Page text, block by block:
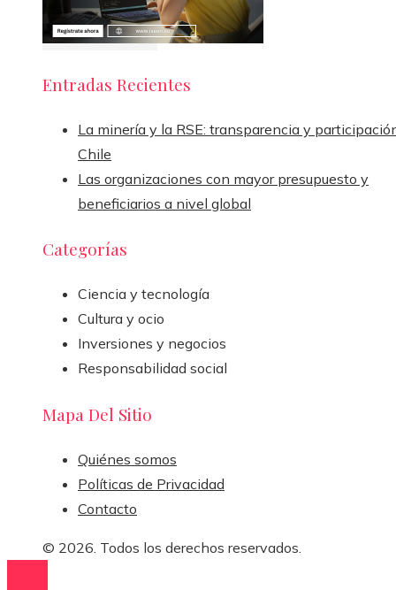
Entradas Recientes
La minería y la RSE: transparencia y
Chile
Las organizaciones con mayor presupuesto y
beneficiarios a nivel global
Categorías
Ciencia y tecnología
Cultura y ocio
Inversiones y negocios
Responsabilidad social
Mapa Del Sitio
Quiénes somos
Políticas de Privacidad
Contacto
© 2026. Todos los derechos reservados.